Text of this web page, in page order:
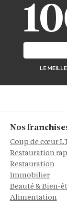
LE
Nos
Coup de cœur
Restauration
Restauration
Immobilier
Beauté & Bien-
Alimentation